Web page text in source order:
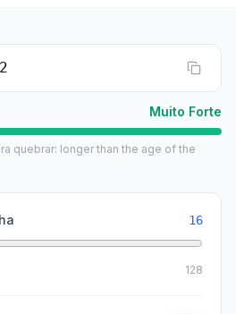
Muito Forte
quebrar: longer than the age of the
16
128